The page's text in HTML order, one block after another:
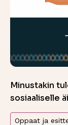
Minustakin
sosiaaliselle
Oppaat ja